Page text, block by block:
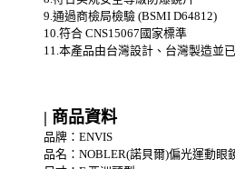
9.通過商檢局檢驗 (BSMI D64812)
10.符合 CNS15067國家標準
11.本產品由台灣設計、台灣製造並
| 商品資料
品牌：ENVIS
品名：NOBLER(諾貝爾)偏光運動眼